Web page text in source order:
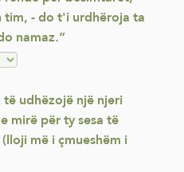
- do t'i urdhëroja ta
namaz.”
udhëzojë një njeri
mirë për ty sesa të
më i çmueshëm i